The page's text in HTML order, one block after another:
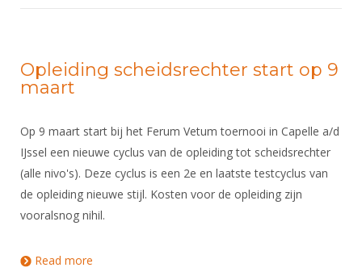
Opleiding scheidsrechter start op 9
maart
Op 9 maart start bij het Ferum Vetum toernooi in Capelle a/d
IJssel een nieuwe cyclus van de opleiding tot scheidsrechter
(alle nivo's). Deze cyclus is een 2e en laatste testcyclus van
de opleiding nieuwe stijl. Kosten voor de opleiding zijn
vooralsnog nihil.
Read more